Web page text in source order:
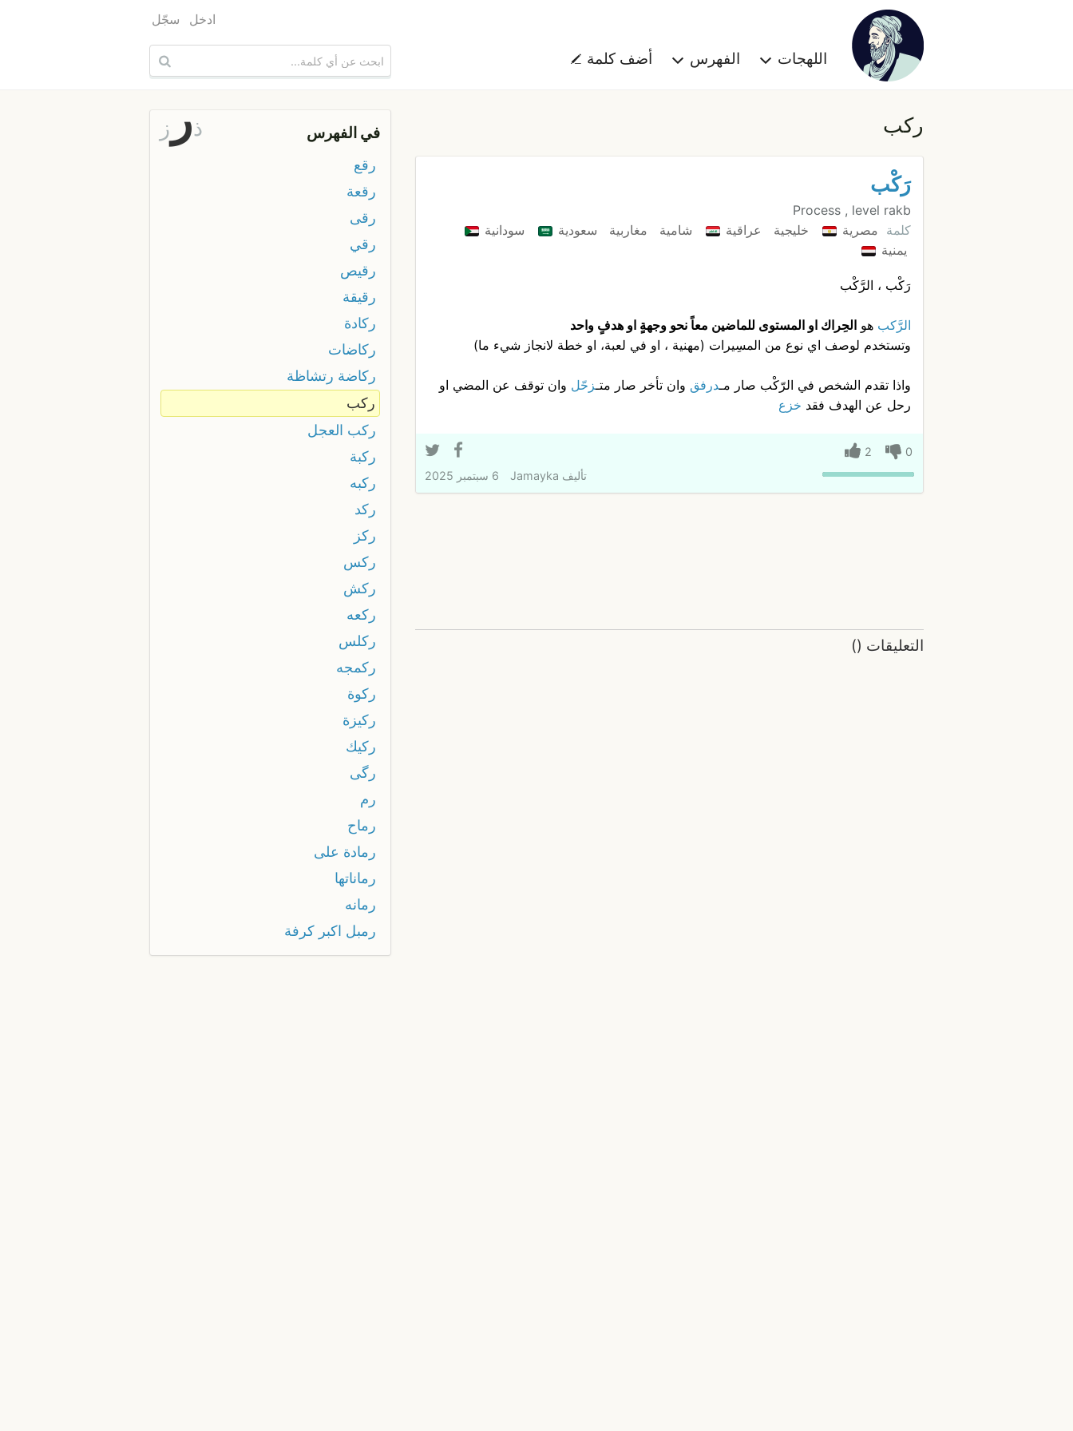
اللهجات الفهرس أضف كلمة
ادخل سجّل
ركب
رَكْب
Process , level rakb
كلمة مصرية خليجية عراقية شامية مغاربية سعودية
سودانية
يمنية
رَكْب ، الرَّكْب
الرَّكب هو الحِراك او المستوى للماضين معاً نحو وجهةٍ او هدفٍ واحد
وتستخدم لوصف اي نوع من المسِيرات (مهنية ، او في لعبة، او خطة لانجاز شيء ما)
واذا تقدم الشخص في الرّكْب صار مـدرفق وان تأخر صار متـزحّل وان توقف عن المضي او
رحل عن الهدف فقد خزع
0
2
تأليف Jamayka 6 سبتمبر 2025
التعليقات (
)
في الفهرس ذر ز
رقع
رقعة
رقى
رقي
رقيص
رقيقة
ركادة
ركاضات
ركاضة رتشاظة
ركب
ركب العجل
ركبة
ركبه
ركد
ركز
ركس
ركش
ركعه
ركلس
ركمجه
ركوة
ركيزة
ركيك
رگی
رم
رماح
رمادة على
رماناتها
رمانه
رمبل اكبر كرفة